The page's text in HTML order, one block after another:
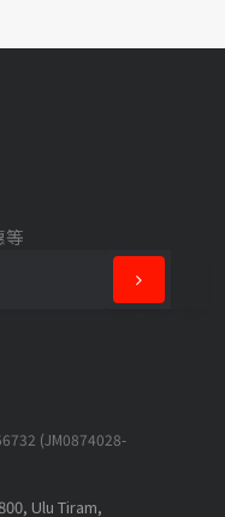
等
(JM0874028-
Ulu Tiram,